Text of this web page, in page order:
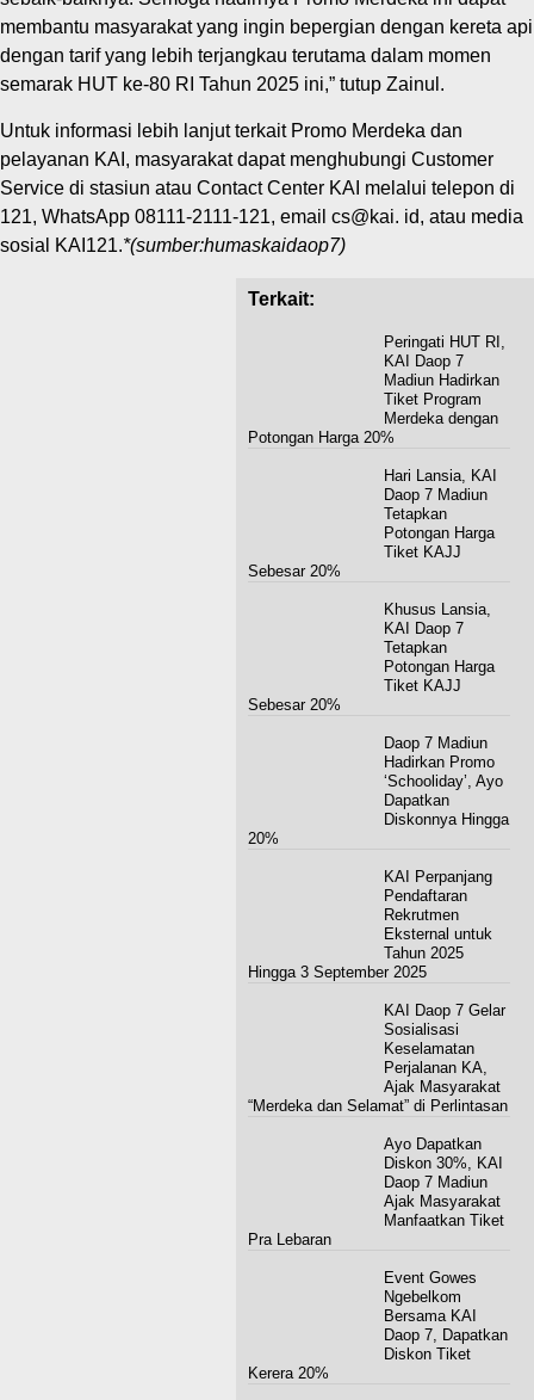
membantu masyarakat yang ingin bepergian dengan kereta api
dengan tarif yang lebih terjangkau terutama dalam momen
semarak HUT ke-80 RI Tahun 2025 ini,” tutup Zainul.
Untuk informasi lebih lanjut terkait Promo Merdeka dan
pelayanan KAI, masyarakat dapat menghubungi Customer
Service di stasiun atau Contact Center KAI melalui telepon di
121, WhatsApp 08111-2111-121, email cs@kai. id, atau media
sosial KAI121.*(sumber:humaskaidaop7)
Terkait:
Peringati HUT RI,
KAI Daop 7
Madiun Hadirkan
Tiket Program
Merdeka dengan
Potongan Harga 20%
Hari Lansia, KAI
Daop 7 Madiun
Tetapkan
Potongan Harga
Tiket KAJJ
Sebesar 20%
Khusus Lansia,
KAI Daop 7
Tetapkan
Potongan Harga
Tiket KAJJ
Sebesar 20%
Daop 7 Madiun
Hadirkan Promo
‘Schooliday’, Ayo
Dapatkan
Diskonnya Hingga
20%
KAI Perpanjang
Pendaftaran
Rekrutmen
Eksternal untuk
Tahun 2025
Hingga 3 September 2025
KAI Daop 7 Gelar
Sosialisasi
Keselamatan
Perjalanan KA,
Ajak Masyarakat
“Merdeka dan Selamat” di Perlintasan
Ayo Dapatkan
Diskon 30%, KAI
Daop 7 Madiun
Ajak Masyarakat
Manfaatkan Tiket
Pra Lebaran
Event Gowes
Ngebelkom
Bersama KAI
Daop 7, Dapatkan
Diskon Tiket
Kerera 20%